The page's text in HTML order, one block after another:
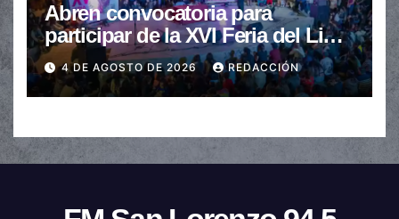
Abren convocatoria para
participar de la XVI Feria del Libro
de Salta
4 DE AGOSTO DE 2026 REDACCIÓN